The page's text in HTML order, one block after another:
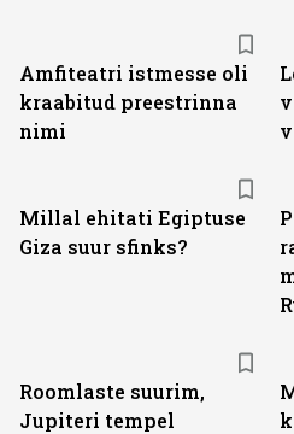
Amfiteatri istmesse oli
kraabitud preestrinna
nimi
Millal ehitati Egiptuse
Giza suur sfinks?
Roomlaste suurim,
Jupiteri tempel